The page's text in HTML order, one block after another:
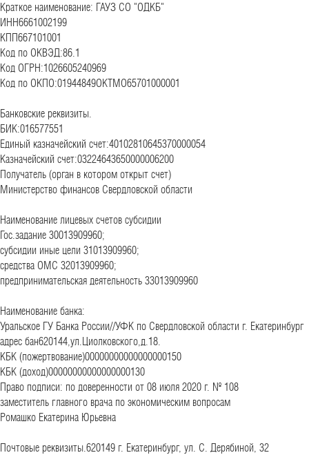
Краткое наименование: ГАУЗ СО "ОДКБ"
ИНН6661002199
КПП667101001
Код по ОКВЭД:86.1
Код ОГРН:1026605240969
Код по ОКПО:01944849ОКТМО65701000001
Банковские реквизиты.
БИК:016577551
Единый казначейский счет:40102810645370000054
Казначейский счет:03224643650000006200
Получатель (орган в котором открыт счет)
Министерство финансов Свердловской области
Наименование лицевых счетов субсидии
Гос.задание 30013909960;
субсидии иные цели 31013909960;
средства ОМС 32013909960;
предпринимательская деятельность 33013909960
Наименование банка:
Уральское ГУ Банка России//УФК по Свердловской области г. Екатеринбург
адрес бан620144,ул.Циолковского,д.18.
КБК (пожертвование)00000000000000000150
КБК (доход)00000000000000000130
Право подписи: по доверенности от 08 июля 2020 г. № 108
заместитель главного врача по экономическим вопросам
Ромашко Екатерина Юрьевна
Почтовые реквизиты.620149 г. Екатеринбург, ул. С. Дерябиной, 32